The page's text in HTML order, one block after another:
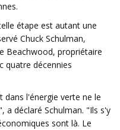
étape est autant une
Chuck Schulman,
Beachwood, propriétaire
quatre décennies
dans l'énergie verte ne le
a déclaré Schulman. "Ils s'y
sont là. Le